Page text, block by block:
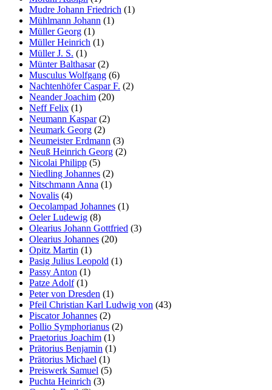
Mudre Johann Friedrich (1)
Mühlmann Johann (1)
Müller Georg (1)
Müller Heinrich (1)
Müller J. S. (1)
Münter Balthasar(2)
Musculus Wolfgang (6)
Nachtenhöfer Caspar F. (2)
Neander Joachim (20)
Neff Felix (1)
Neumann Kaspar(2)
Neumark Georg (2)
Neumeister Erdmann (3)
Neuß Heinrich Georg (2)
Nicolai Philipp (5)
Niedling Johannes (2)
Nitschmann Anna (1)
Novalis (4)
Oecolampad Johannes (1)
Oeler Ludewig (8)
Olearius Johann Gottfried (3)
Olearius Johannes (20)
Opitz Martin (1)
Pasig Julius Leopold (1)
Passy Anton (1)
Patze Adolf(1)
Peter von Dresden (1)
Pfeil Christian Karl Ludwig von (43)
Piscator Johannes (2)
Pollio Symphorianus (2)
Praetorius Joachim (1)
Prätorius Benjamin (1)
Prätorius Michael (1)
Preiswerk Samuel (5)
Puchta Heinrich (3)